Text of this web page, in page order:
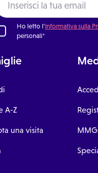
Ho letto l'Informativa sulla
personali*
A-Z
una visita